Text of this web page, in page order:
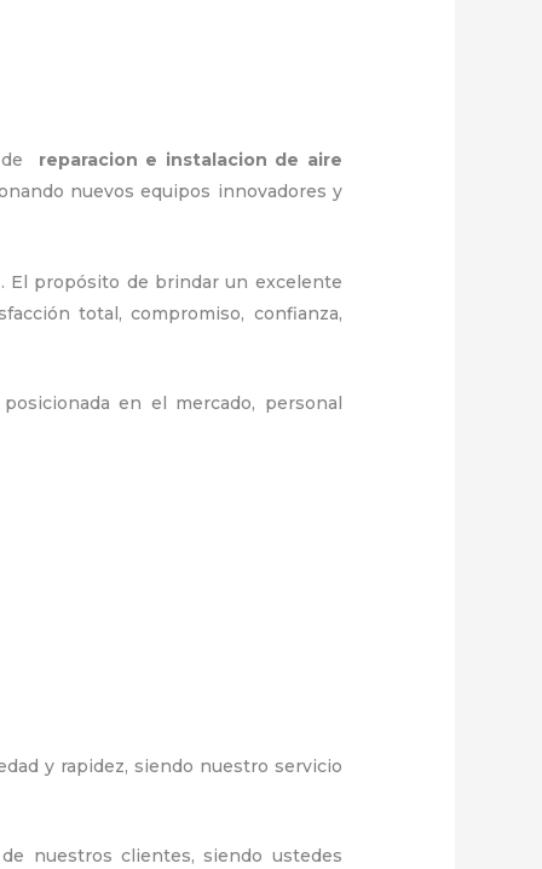
de reparacion e instalacion de aire
nuevos equipos innovadores y
El propósito de brindar un excelente
total, compromiso, confianza,
en el mercado, personal
y rapidez, siendo nuestro servicio
nuestros clientes, siendo ustedes